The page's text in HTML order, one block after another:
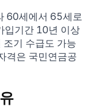
60세에서 65세로
입기간 10년 이상
기 수급도 가능
격은 국민연금공